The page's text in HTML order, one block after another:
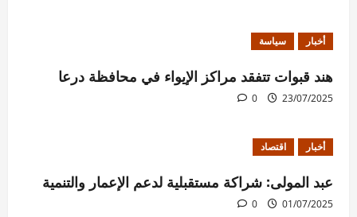
أخبار سياسة
هند قبوات تتفقد مراكز الإيواء في محافظة درعا
23/07/2025
0
أخبار اقتصاد
عبد المولى: شراكة مستقبلية لدعم الإعمار والتنمية
01/07/2025
0